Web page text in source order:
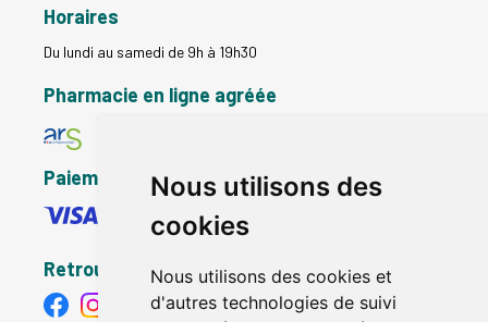
Nous utilisons des
cookies
Nous utilisons des cookies et
d'autres technologies de suivi
Horaires
Du lundi au samedi de 9h à 19h30
Pharmacie en ligne agréée
Paiement sécurisé
Retrouvez-nous